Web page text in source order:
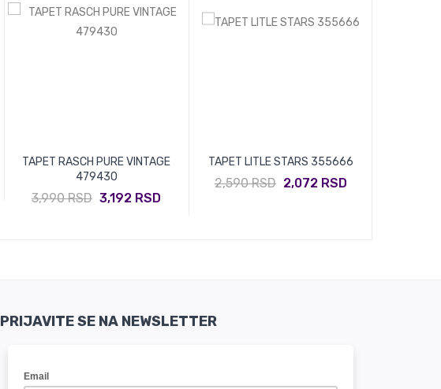
TAPET RASCH PURE VINTAGE
479430
3,990 RSD 3,192 RSD
TAPET LITLE STARS 355666
2,590 RSD 2,072 RSD
PRIJAVITE SE NA NEWSLETTER